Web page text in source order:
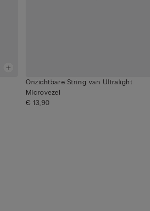
Onzichtbare String van Ultralight
Microvezel
€ 13,90